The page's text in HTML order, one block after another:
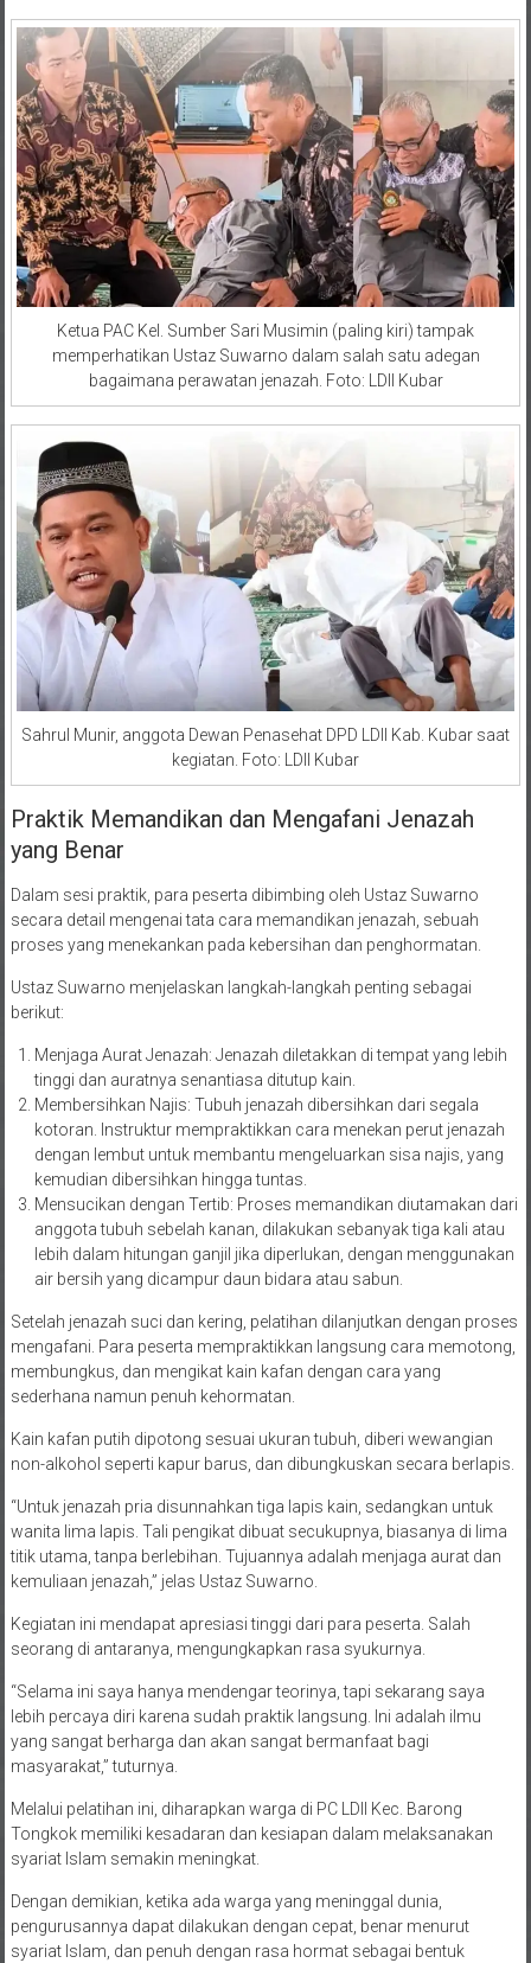
Ketua PAC Kel. Sumber Sari Musimin (paling kiri) tampak
memperhatikan Ustaz Suwarno dalam salah satu adegan
bagaimana perawatan jenazah. Foto: LDII Kubar
Sahrul Munir, anggota Dewan Penasehat DPD LDII Kab. Kubar saat
kegiatan. Foto: LDII Kubar
Praktik Memandikan dan Mengafani Jenazah
yang Benar
Dalam sesi praktik, para peserta dibimbing oleh Ustaz Suwarno
secara detail mengenai tata cara memandikan jenazah, sebuah
proses yang menekankan pada kebersihan dan penghormatan.
Ustaz Suwarno menjelaskan langkah-langkah penting sebagai
berikut:
Menjaga Aurat Jenazah: Jenazah diletakkan di tempat yang lebih
tinggi dan auratnya senantiasa ditutup kain.
Membersihkan Najis: Tubuh jenazah dibersihkan dari segala
kotoran. Instruktur mempraktikkan cara menekan perut jenazah
dengan lembut untuk membantu mengeluarkan sisa najis, yang
kemudian dibersihkan hingga tuntas.
Mensucikan dengan Tertib: Proses memandikan diutamakan dari
anggota tubuh sebelah kanan, dilakukan sebanyak tiga kali atau
lebih dalam hitungan ganjil jika diperlukan, dengan menggunakan
air bersih yang dicampur daun bidara atau sabun.
Setelah jenazah suci dan kering, pelatihan dilanjutkan dengan proses
mengafani. Para peserta mempraktikkan langsung cara memotong,
membungkus, dan mengikat kain kafan dengan cara yang
sederhana namun penuh kehormatan.
Kain kafan putih dipotong sesuai ukuran tubuh, diberi wewangian
non-alkohol seperti kapur barus, dan dibungkuskan secara berlapis.
“Untuk jenazah pria disunnahkan tiga lapis kain, sedangkan untuk
wanita lima lapis. Tali pengikat dibuat secukupnya, biasanya di lima
titik utama, tanpa berlebihan. Tujuannya adalah menjaga aurat dan
kemuliaan jenazah,” jelas Ustaz Suwarno.
Kegiatan ini mendapat apresiasi tinggi dari para peserta. Salah
seorang di antaranya, mengungkapkan rasa syukurnya.
“Selama ini saya hanya mendengar teorinya, tapi sekarang saya
lebih percaya diri karena sudah praktik langsung. Ini adalah ilmu
yang sangat berharga dan akan sangat bermanfaat bagi
masyarakat,” tuturnya.
Melalui pelatihan ini, diharapkan warga di PC LDII Kec. Barong
Tongkok memiliki kesadaran dan kesiapan dalam melaksanakan
syariat Islam semakin meningkat.
Dengan demikian, ketika ada warga yang meninggal dunia,
pengurusannya dapat dilakukan dengan cepat, benar menurut
syariat Islam, dan penuh dengan rasa hormat sebagai bentuk